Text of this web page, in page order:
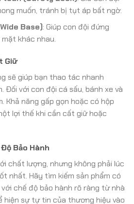
muốn, tránh bị tụt áp bất ngờ.
Base): Giúp con đội đứng
khác nhau.
Giữ
sẽ giúp bạn thao tác nhanh
Đối với con đội cá sấu, bánh xe và
Khả năng gấp gọn hoặc có hộp
lợi thế khi cần cất giữ hoặc
Bảo Hành
chất lượng, nhưng không phải lúc
nhất. Hãy tìm kiếm sản phẩm có
chế độ bảo hành rõ ràng từ nhà
hiện sự tự tin của thương hiệu vào